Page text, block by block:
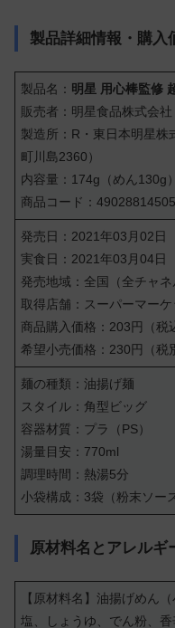
製品詳細情報・購入
製品名： 明星 用心棒監修
販売者：明星食品株式会社
製造所：R・東日本明星株
町川島2360）
内容量：174g（めん130g）
商品コード：
発売日：2021年03月02日
実食日：2021年03月04日
発売地域：全国（全チャネ
取得店舗：スーパーマーケ
商品購入価格：203円（税
希望小売価格：230円（税
麺の種類：油揚げ麺
スタイル：角型ビッグ
容器材質：プラ（PS）
湯量目安：770ml
調理時間：熱湯5分
小袋構成：3袋（粉末ソー
原材料名とアレルギ
【原材料名】油揚げめん
塩、しょうゆ、でん粉、